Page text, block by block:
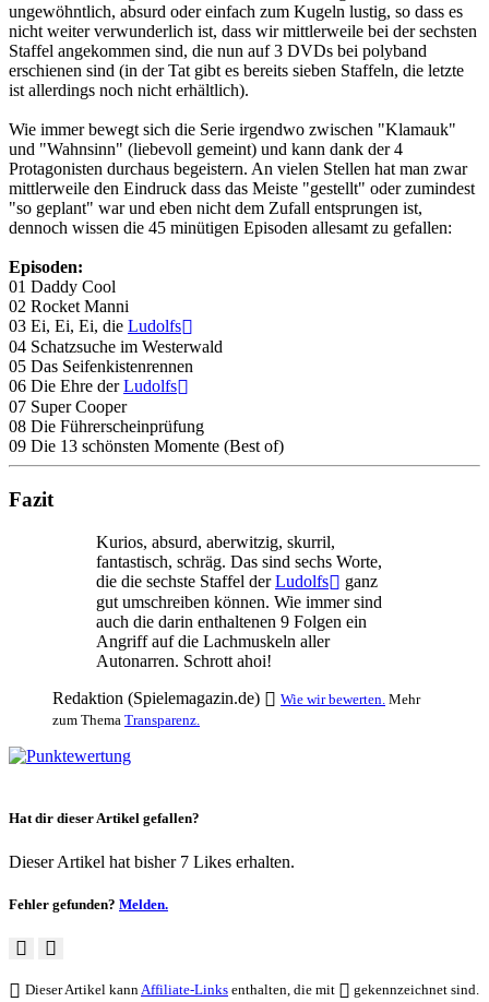
ungewöhntlich, absurd oder einfach zum Kugeln lustig, so dass es
nicht weiter verwunderlich ist, dass wir mittlerweile bei der sechsten
Staffel angekommen sind, die nun auf 3 DVDs bei polyband
erschienen sind (in der Tat gibt es bereits sieben Staffeln, die letzte
ist allerdings noch nicht erhältlich).
Wie immer bewegt sich die Serie irgendwo zwischen "Klamauk"
und "Wahnsinn" (liebevoll gemeint) und kann dank der 4
Protagonisten durchaus begeistern. An vielen Stellen hat man zwar
mittlerweile den Eindruck dass das Meiste "gestellt" oder zumindest
"so geplant" war und eben nicht dem Zufall entsprungen ist,
dennoch wissen die 45 minütigen Episoden allesamt zu gefallen:
Episoden:
01 Daddy Cool
02 Rocket Manni
03 Ei, Ei, Ei, die Ludolfs
04 Schatzsuche im Westerwald
05 Das Seifenkistenrennen
06 Die Ehre derLudolfs
07 Super Cooper
08 Die Führerscheinprüfung
09 Die 13 schönsten Momente (Best of)
Fazit
Kurios, absurd, aberwitzig, skurril,
fantastisch, schräg. Das sind sechs Worte,
die die sechste Staffel derLudolfs
ganz
gut umschreiben können. Wie immer sind
auch die darin enthaltenen 9 Folgen ein
Angriff auf die Lachmuskeln aller
Autonarren. Schrott ahoi!
Redaktion (Spielemagazin.de)
Wie wir bewerten. Mehr
zum Thema Transparenz.
Hat dir dieser Artikel gefallen?
Dieser Artikel hat bisher 7 Likes erhalten.
Fehler gefunden? Melden.
Dieser Artikel kannAffiliate-Links enthalten, die mit
gekennzeichnet sind.